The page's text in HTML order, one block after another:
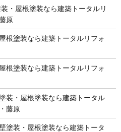
・屋根塗装なら建築トータルリ
原
根塗装なら建築トータルリフォ
根塗装なら建築トータルリフォ
装・屋根塗装なら建築トータル
藤原
塗装・屋根塗装なら建築トータ